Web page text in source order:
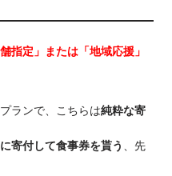
指定」または「地域応援」
ランで、こちらは純粋な寄
寄付して食事券を貰う
、先